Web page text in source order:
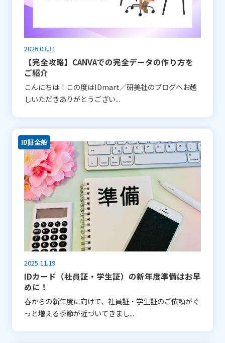
2026.03.31
【完全攻略】CANVAでの完全データの作り方を
ご紹介
こんにちは！この度はIDmart／研美社のブログへお越
しいただきありがとうござい...
ID証全般
2025.11.19
IDカード（社員証・学生証）の新年度準備はお早
めに！
春からの新年度に向けて、社員証・学生証のご依頼がぐ
っと増える季節が近づいてきまし...